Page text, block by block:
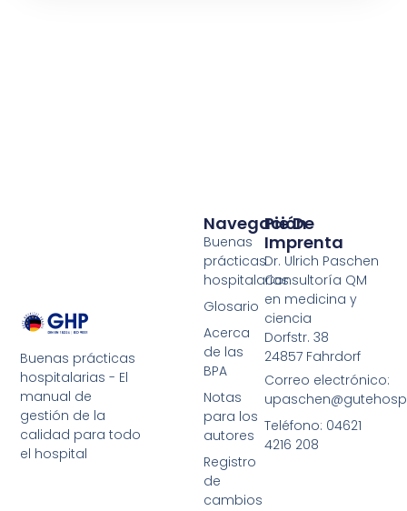
Buenas prácticas
hospitalarias - El
manual de
gestión de la
calidad para todo
el hospital
Navegación
Buenas
prácticas
hospitalarias
Glosario
Acerca
de las
BPA
Notas
para los
autores
Registro
de
cambios
Pie De
Imprenta
Dr. Ulrich Paschen
Consultoría QM
en medicina y
ciencia
Dorfstr. 38
24857 Fahrdorf
Correo electrónico:
Teléfono: 04621
4216 208